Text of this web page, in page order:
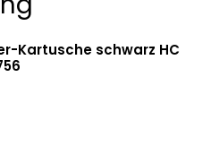
Kartusche schwarz HC